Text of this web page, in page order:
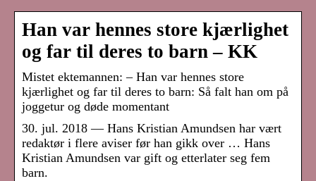
Han var hennes store kjærlighet
og far til deres to barn – KK
Mistet ektemannen: – Han var hennes store
kjærlighet og far til deres to barn: Så falt han om på
joggetur og døde momentant
30. jul. 2018 — Hans Kristian Amundsen har vært
redaktør i flere aviser før han gikk over … Hans
Kristian Amundsen var gift og etterlater seg fem
barn.